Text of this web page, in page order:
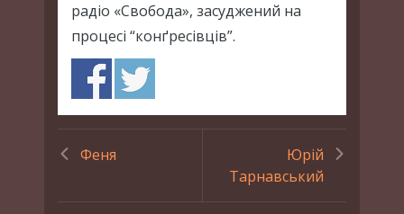
радіо «Свобода», засуджений на
процесі “конґресівців”.
Феня
Юрій
Тарнавський